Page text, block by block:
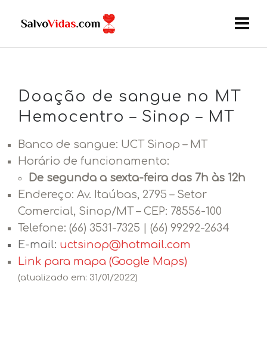
Doação de sangue no MT
Hemocentro – Sinop – MT
Banco de sangue: UCT Sinop – MT
Horário de funcionamento:
De segunda a sexta-feira das 7h às 12h
Endereço: Av. Itaúbas, 2795 – Setor
Comercial, Sinop/MT – CEP: 78556-100
Telefone: (66) 3531-7325 | (66) 99292-2634
E-mail: uctsinop@hotmail.com
Link para mapa (Google Maps)
(atualizado em: 31/01/2022)